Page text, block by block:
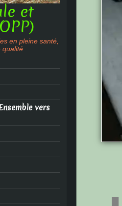
et
en pleine santé,
qualité
vers